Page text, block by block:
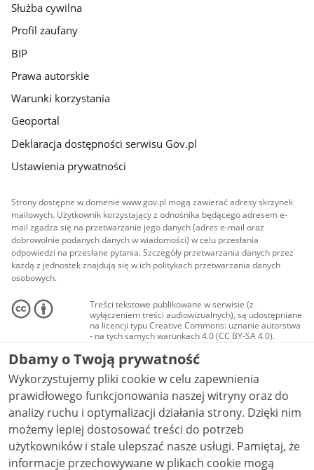
Służba cywilna
Profil zaufany
BIP
Prawa autorskie
Warunki korzystania
Geoportal
Deklaracja dostępności serwisu Gov.pl
Ustawienia prywatności
Strony dostępne w domenie www.gov.pl mogą zawierać adresy skrzynek
mailowych. Użytkownik korzystający z odnośnika będącego adresem e-
mail zgadza się na przetwarzanie jego danych (adres e-mail oraz
dobrowolnie podanych danych w wiadomości) w celu przesłania
odpowiedzi na przesłane pytania. Szczegóły przetwarzania danych przez
każdą z jednostek znajdują się w ich politykach przetwarzania danych
osobowych.
Treści tekstowe publikowane w serwisie (z
wyłączeniem treści audiowizualnych), są udostępniane
na licencji typu Creative Commons: uznanie autorstwa
- na tych samych warunkach 4.0 (CC BY-SA 4.0).
Materiały audiowizualne, w tym zdjęcia, materiały
audio i wideo, są udostępniane na licencji typu
Creative Commons: uznanie autorstwa użycie
niekomercyjne - bez utworów zależnych 4.0 (CC BY-
NC-ND 4.0), o ile nie jest to stwierdzone inaczej.
Dbamy o Twoją prywatność
Wykorzystujemy pliki cookie w celu zapewnienia
prawidłowego funkcjonowania naszej witryny oraz do
analizy ruchu i optymalizacji działania strony. Dzięki nim
możemy lepiej dostosować treści do potrzeb
użytkowników i stale ulepszać nasze usługi. Pamiętaj, że
informacje przechowywane w plikach cookie mogą